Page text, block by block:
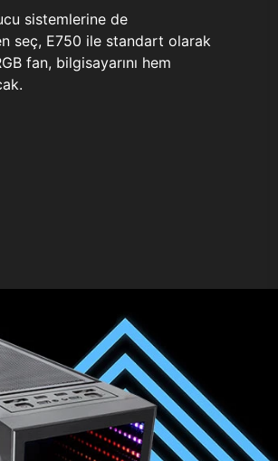
sistemlerine de
seç, E750 ile standart olarak
fan, bilgisayarını hem